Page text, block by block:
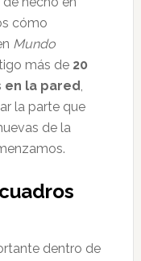
cómo
Mundo
más de 20
en la pared,
la parte que
de la
dentro de